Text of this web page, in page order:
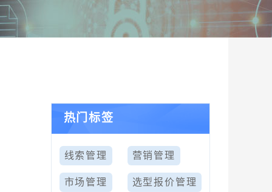
热门标签
线索管理 营销管理
市场管理 选型报价管理